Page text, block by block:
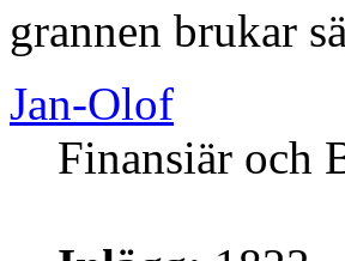
grannen brukar
Jan-Olof
Finansiär och